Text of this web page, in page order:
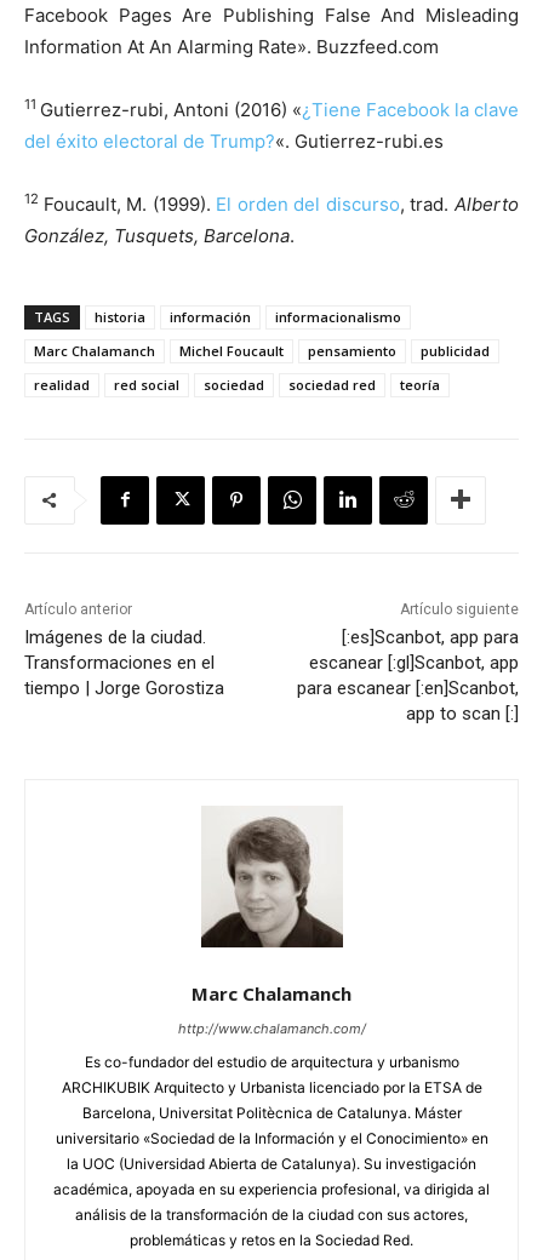
Facebook Pages Are Publishing False And Misleading
Information At An Alarming Rate». Buzzfeed.com
11 Gutierrez-rubi, Antoni (2016) «¿Tiene Facebook la clave
del éxito electoral de Trump?«. Gutierrez-rubi.es
12 Foucault, M. (1999). El orden del discurso, trad.Alberto
González, Tusquets, Barcelona.
TAGS historia información
informacionalismo
Marc Chalamanch
Michel Foucault pensamiento
publicidad
realidad
red social sociedad sociedad red teoría
Artículo anterior
Imágenes de la ciudad.
Transformaciones en el
tiempo | Jorge Gorostiza
Artículo siguiente
[:es]Scanbot, app para
escanear [:gl]Scanbot, app
para escanear [:en]Scanbot,
app to scan [:]
Marc Chalamanch
http://www.chalamanch.com/
Es co-fundador del estudio de arquitectura y urbanismo
ARCHIKUBIK Arquitecto y Urbanista licenciado por la ETSA de
Barcelona, Universitat Politècnica de Catalunya. Máster
universitario «Sociedad de la Información y el Conocimiento» en
la UOC (Universidad Abierta de Catalunya). Su investigación
académica, apoyada en su experiencia profesional, va dirigida al
análisis de la transformación de la ciudad con sus actores,
problemáticas y retos en la Sociedad Red.